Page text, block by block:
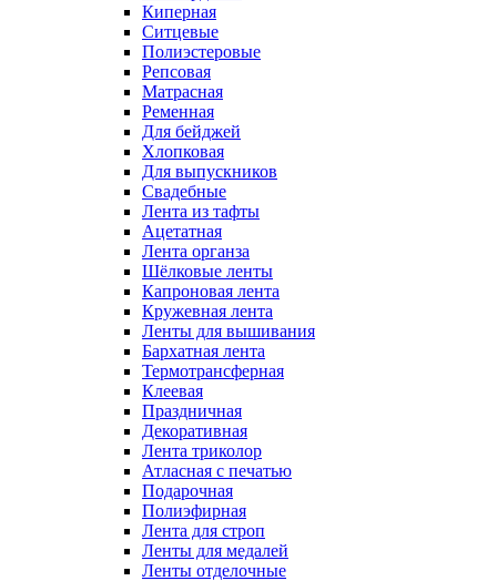
Киперная
Ситцевые
Полиэстеровые
Репсовая
Матрасная
Ременная
Для бейджей
Хлопковая
Для выпускников
Свадебные
Лента из тафты
Ацетатная
Лента органза
Шёлковые ленты
Капроновая лента
Кружевная лента
Ленты для вышивания
Бархатная лента
Термотрансферная
Клеевая
Праздничная
Декоративная
Лента триколор
Атласная с печатью
Подарочная
Полиэфирная
Лента для строп
Ленты для медалей
Ленты отделочные